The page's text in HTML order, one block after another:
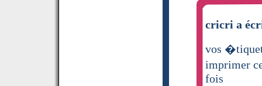
cricri a
vos
imprimer
fois